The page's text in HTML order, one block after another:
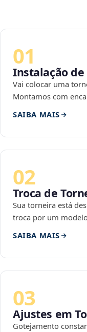
01
Instalação
Vai colocar uma
Montamos com
SAIBA MAIS
02
Troca de
Sua torneira está
troca por um
SAIBA MAIS
03
Ajustes em
Gotejamento